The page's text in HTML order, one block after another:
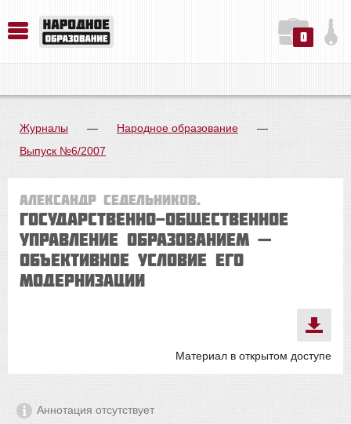
0
Журналы — Народное образование
—
Выпуск №6/2007
Александр Седельников.
ГОСУДАРСТВЕННО-ОБЩЕСТВЕННОЕ
УПРАВЛЕНИЕ ОБРАЗОВАНИЕМ —
ОБЪЕКТИВНОЕ УСЛОВИЕ ЕГО
МОДЕРНИЗАЦИИ
Материал в открытом доступе
Аннотация отсутствует